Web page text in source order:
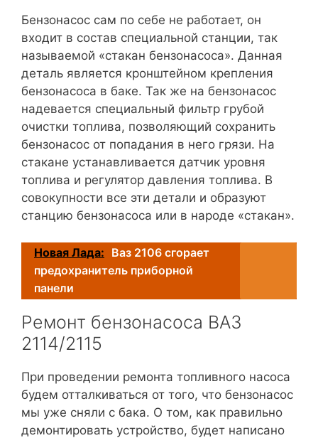
Бензонасос сам по себе не работает, он
входит в состав специальной станции, так
называемой «стакан бензонасоса». Данная
деталь является кронштейном крепления
бензонасоса в баке. Так же на бензонасос
надевается специальный фильтр грубой
очистки топлива, позволяющий сохранить
бензонасос от попадания в него грязи. На
стакане устанавливается датчик уровня
топлива и регулятор давления топлива. В
совокупности все эти детали и образуют
станцию бензонасоса или в народе «стакан».
Новая Лада: Ваз 2106 сгорает
предохранитель приборной
панели
Ремонт бензонасоса ВАЗ
2114/2115
При проведении ремонта топливного насоса
будем отталкиваться от того, что бензонасос
мы уже сняли с бака. О том, как правильно
демонтировать устройство, будет написано